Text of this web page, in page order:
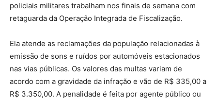
policiais militares trabalham nos finais de semana com
retaguarda da Operação Integrada de Fiscalização.
Ela atende as reclamações da população relacionadas à
emissão de sons e ruídos por automóveis estacionados
nas vias públicas. Os valores das multas variam de
acordo com a gravidade da infração e vão de R$ 335,00 a
R$ 3.350,00. A penalidade é feita por agente público ou